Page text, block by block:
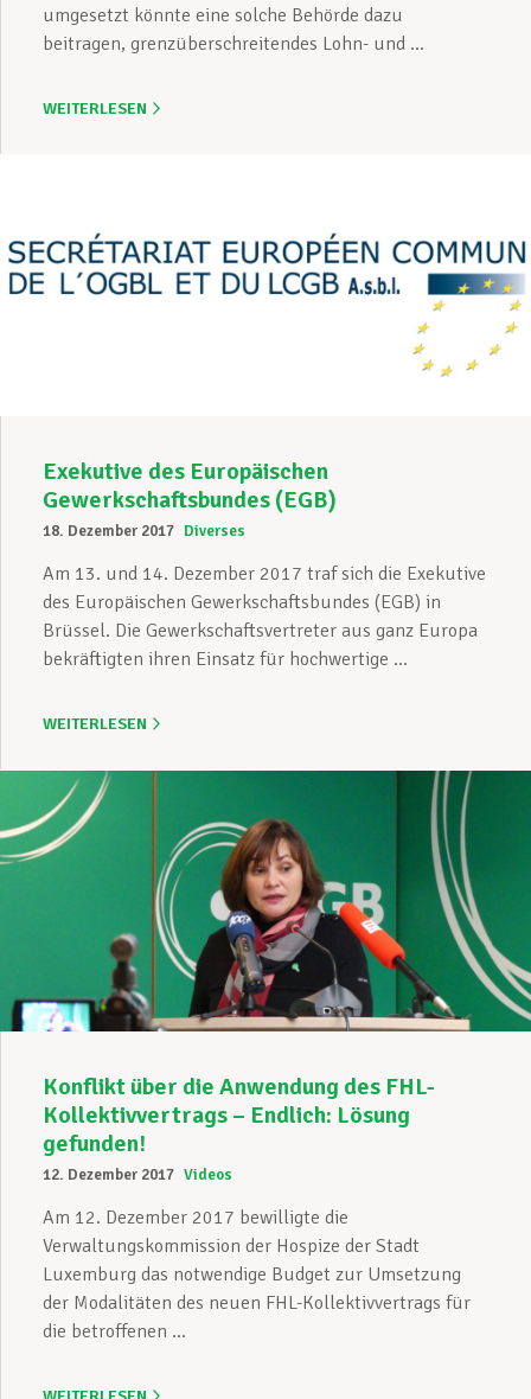
umgesetzt könnte eine solche Behörde dazu
beitragen, grenzüberschreitendes Lohn- und ...
WEITERLESEN
Exekutive des Europäischen
Gewerkschaftsbundes (EGB)
18. Dezember 2017 Diverses
Am 13. und 14. Dezember 2017 traf sich die Exekutive
des Europäischen Gewerkschaftsbundes (EGB) in
Brüssel. Die Gewerkschaftsvertreter aus ganz Europa
bekräftigten ihren Einsatz für hochwertige ...
WEITERLESEN
Konflikt über die Anwendung des FHL-
Kollektivvertrags – Endlich: Lösung
gefunden!
12. Dezember 2017 Videos
Am 12. Dezember 2017 bewilligte die
Verwaltungskommission der Hospize der Stadt
Luxemburg das notwendige Budget zur Umsetzung
der Modalitäten des neuen FHL-Kollektivvertrags für
die betroffenen ...